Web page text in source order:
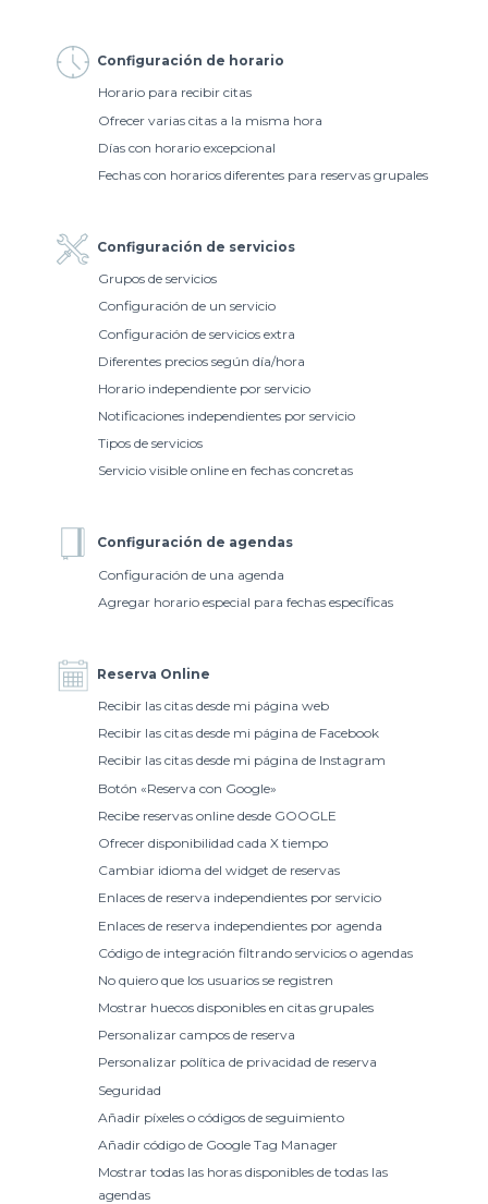
Configuración de horario
Horario para recibir citas
Ofrecer varias citas a la misma hora
Días con horario excepcional
Fechas con horarios diferentes para reservas grupales
Configuración de servicios
Grupos de servicios
Configuración de un servicio
Configuración de servicios extra
Diferentes precios según día/hora
Horario independiente por servicio
Notificaciones independientes por servicio
Tipos de servicios
Servicio visible online en fechas concretas
Configuración de agendas
Configuración de una agenda
Agregar horario especial para fechas específicas
Reserva Online
Recibir las citas desde mi página web
Recibir las citas desde mi página de Facebook
Recibir las citas desde mi página de Instagram
Botón «Reserva con Google»
Recibe reservas online desde GOOGLE
Ofrecer disponibilidad cada X tiempo
Cambiar idioma del widget de reservas
Enlaces de reserva independientes por servicio
Enlaces de reserva independientes por agenda
Código de integración filtrando servicios o agendas
No quiero que los usuarios se registren
Mostrar huecos disponibles en citas grupales
Personalizar campos de reserva
Personalizar política de privacidad de reserva
Seguridad
Añadir píxeles o códigos de seguimiento
Añadir código de Google Tag Manager
Mostrar todas las horas disponibles de todas las
agendas